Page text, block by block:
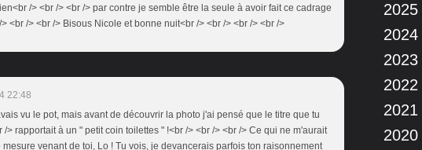
/> <br /> <br /> par contre je semble être la seule à avoir fait ce cadrage
<br /> <br /> Bisous Nicole et bonne nuit<br /> <br /> <br /> <br />
22:48
vu le pot, mais avant de découvrir la photo j'ai pensé que le titre que tu
> rapportait à un " petit coin toilettes " !<br /> <br /> <br /> Ce qui ne m'aurait
venant de toi, Lo ! Tu vois, je devancerais parfois ton raisonnement
2025
2024
2023
2022
2021
2020